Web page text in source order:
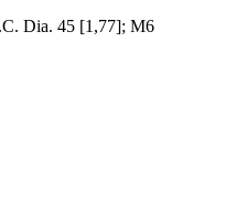
Dia. 45 [1,77]; M6